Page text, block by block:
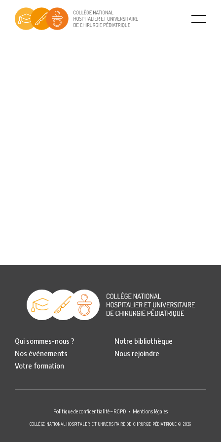
Qui sommes-nous ?
Nos événements
Votre formation
Notre bibliothèque
Nous rejoindre
Politique de confidentialité – RGPD Mentions légales
COLLÈGE NATIONAL HOSPITALIER ET UNIVERSITAIRE DE CHIRURGIE PÉDIATRIQUE © 2026